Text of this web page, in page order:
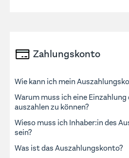
Zahlungskonto
Wie kann ich mein
Warum muss ich eine
auszahlen zu können?
Wieso muss ich Inhaber:in des
sein?
Was ist das Auszahlungskonto?